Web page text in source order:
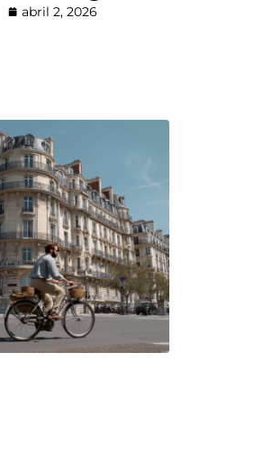
abril 2, 2026